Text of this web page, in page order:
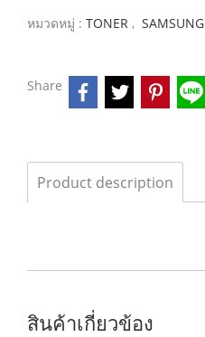
หมวดหมู่ : TONER , SAMSUNG
Share
Product description
สินค้าเกี่ยวข้อง